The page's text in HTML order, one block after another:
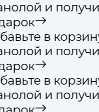
и
в
и
в
и